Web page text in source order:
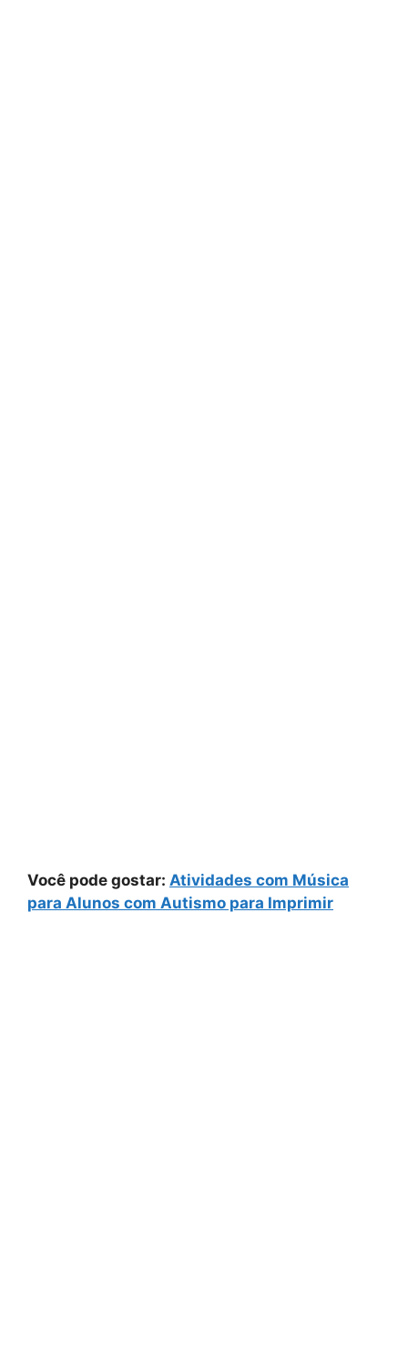
Você pode gostar: Atividades com Música
para Alunos com Autismo para Imprimir